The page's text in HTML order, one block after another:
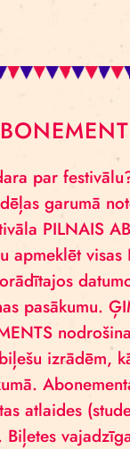
par
garumā
PILNAIS
apmeklēt visas
pasākumu.
izrādēm,
atlaides
Biļetes